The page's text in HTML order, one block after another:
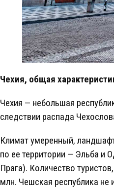
Чехия, общая
Чехия — небольшая
следствии распада
Климат умеренный,
по ее территории — Эльба и
Прага). Количество
млн. Чешская республика